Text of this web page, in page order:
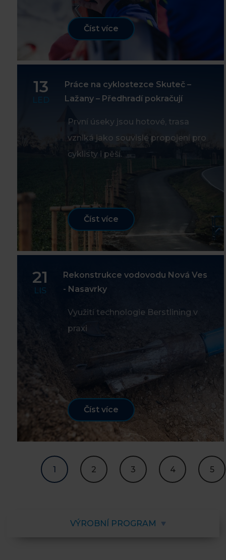
Číst více
13
LED
Práce na cyklostezce Skuteč –
Lažany – Předhradí pokračují
První úseky jsou hotové, trasa
vzniká jako souvislé propojení pro
cyklisty i pěší.
Číst více
21
LIS
Rekonstrukce vodovodu Nová Ves
- Nasavrky
Využití technologie Berstlining v
praxi
Číst více
1 2 3 4 5
VÝROBNÍ PROGRAM